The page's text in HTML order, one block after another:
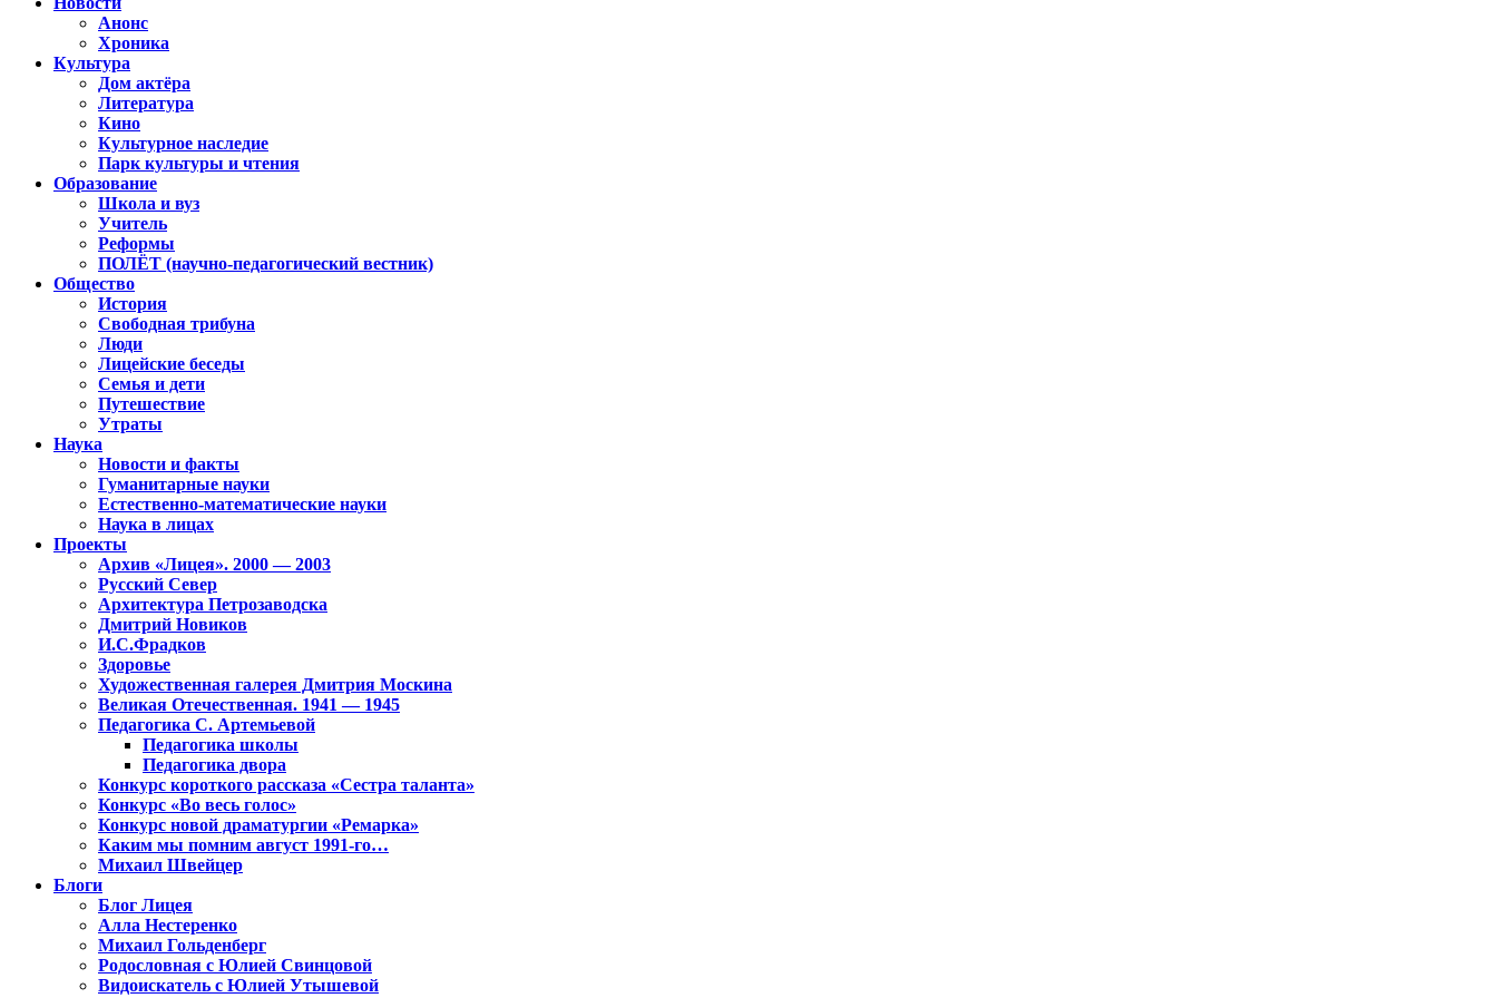
Анонс
Хроника
Культура
Дом актёра
Литература
Кино
Культурное наследие
Парк культуры и чтения
Образование
Школа и вуз
Учитель
Реформы
ПОЛЁТ (научно-педагогический вестник)
Общество
История
Свободная трибуна
Люди
Лицейские беседы
Семья и дети
Путешествие
Утраты
Наука
Новости и факты
Гуманитарные науки
Естественно-математические науки
Наука в лицах
Проекты
Архив «Лицея». 2000 — 2003
Русский Север
Архитектура Петрозаводска
Дмитрий Новиков
И.С.Фрадков
Здоровье
Художественная галерея Дмитрия Москина
Великая Отечественная. 1941 — 1945
Педагогика С. Артемьевой
Педагогика школы
Педагогика двора
Конкурс короткого рассказа «Сестра таланта»
Конкурс «Во весь голос»
Конкурс новой драматургии «Ремарка»
Каким мы помним август 1991-го…
Михаил Швейцер
Блоги
Блог Лицея
Алла Нестеренко
Михаил Гольденберг
Родословная с Юлией Свинцовой
Видоискатель с Юлией Утышевой